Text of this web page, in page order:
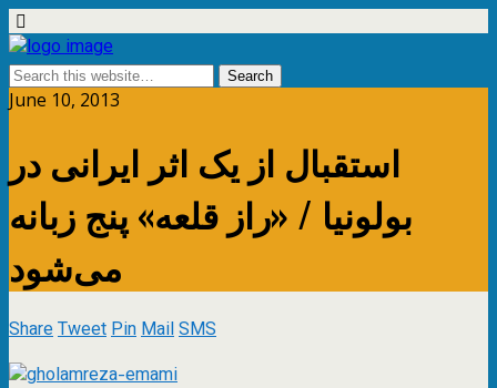
June 10, 2013
استقبال از یک اثر ایرانی در
بولونیا / «راز قلعه» پنج زبانه
می‌شود
ShareTweetPinMailSMS